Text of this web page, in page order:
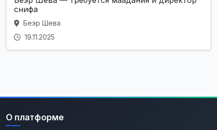
снифа
Беэр Шева
19.11.2025
О платформе